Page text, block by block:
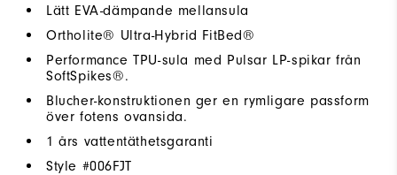
Lätt EVA-dämpande mellansula
Ortholite® Ultra-Hybrid FitBed®
Performance TPU-sula med Pulsar LP-spikar från
SoftSpikes®.
Blucher-konstruktionen ger en rymligare passform
över fotens ovansida.
1 års vattentäthetsgaranti
Style #006FJT